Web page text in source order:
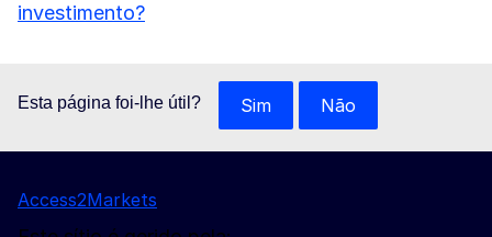
investimento?
Esta página foi-lhe útil? Sim Não
Access2Markets